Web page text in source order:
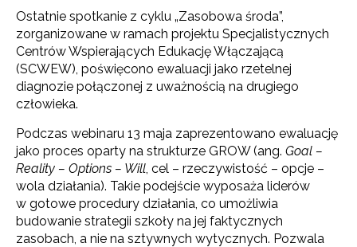
Ostatnie spotkanie z cyklu „Zasobowa środa”,
zorganizowane w ramach projektu Specjalistycznych
Centrów Wspierających Edukację Włączającą
(SCWEW), poświęcono ewaluacji jako rzetelnej
diagnozie połączonej z uważnością na drugiego
człowieka.
Podczas webinaru 13 maja zaprezentowano ewaluację
jako proces oparty na strukturze GROW (ang. Goal –
Reality – Options – Will , cel – rzeczywistość – opcje –
wola działania). Takie podejście wyposaża liderów
w gotowe procedury działania, co umożliwia
budowanie strategii szkoły na jej faktycznych
zasobach, a nie na sztywnych wytycznych. Pozwala